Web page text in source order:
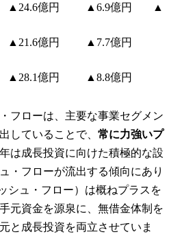
▲24.6億円 ▲6.9億円
▲21.6億円 ▲7.7億円
▲28.1億円 ▲8.8億円
フローは、主要な事業セグメン
していることで、 常に力強いプ
は成長投資に向けた積極的な設
・フローが流出する傾向にあり
シュ・フロー）は概ねプラスを
元資金を源泉に、無借金体制を
と成長投資を両立させていま